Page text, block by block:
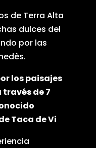
de Terra Alta
dulces del
por las
los paisajes
de 7
Taca de Vi